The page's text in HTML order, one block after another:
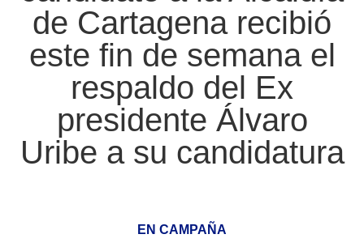
de Cartagena recibió
este fin de semana el
respaldo del Ex
presidente Álvaro
Uribe a su candidatura
EN CAMPAÑA